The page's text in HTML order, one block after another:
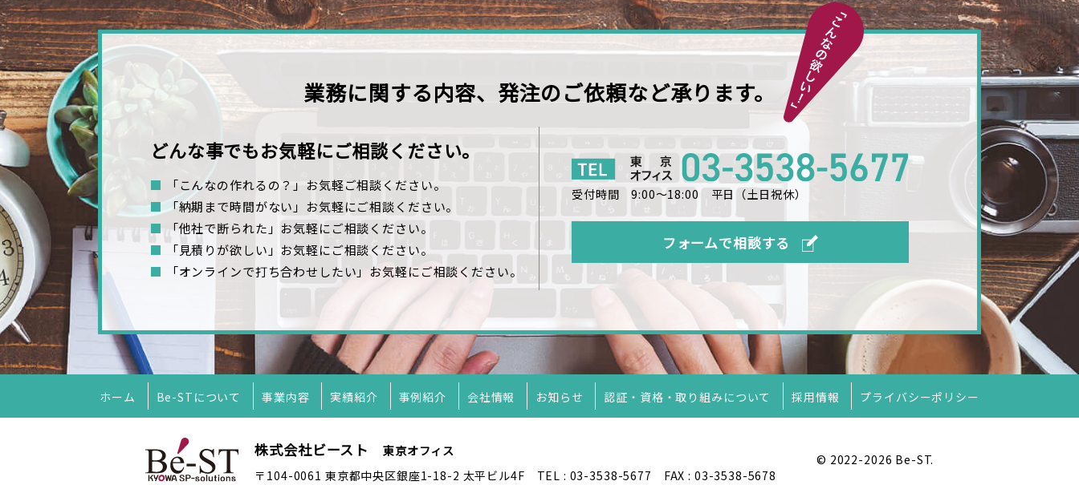
業務に関する内容、 発注のご依頼など承ります。
どんな事でもお気軽にご相談ください。
■
「こんなの作れるの？」お気軽ご相談ください。
■ 「納期まで時間がない」お気軽にご相談ください。
■ 「他社で断られた」お気軽にご相談ください。
■
「見積りが欲しい」お気軽にご相談ください。
■
「オンラインで打ち合わせしたい」お気軽にご相談ください。
受付時間 9:00〜18:00 平日（土日祝休）
フォームで相談する
ホーム Be-STについて 事業内容 実績紹介 事例紹介 会社情報 お知らせ 認証・資格・取り組みについて 採用情報 プライバシーポリシー
株式会社ビースト
東京オフィス
〒104-0061 東京都中央区銀座1-18-2 太平ビル4F
TEL : 03-3538-5677 FAX : 03-3538-5678
© 2022-2026 Be-ST.